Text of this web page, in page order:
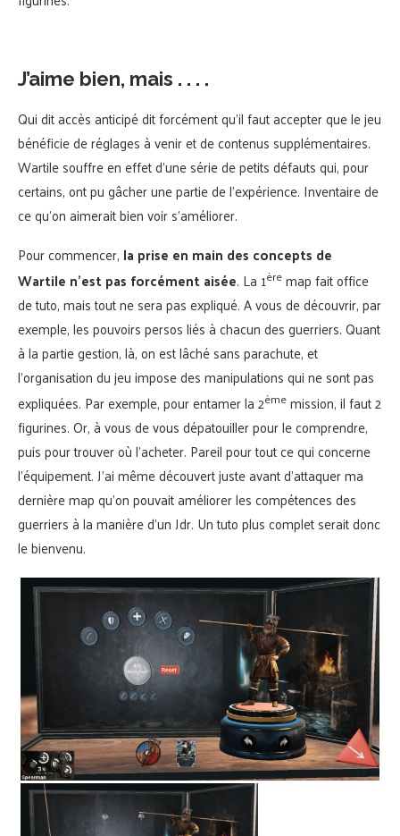
J’aime bien, mais . . . .
Qui dit accès anticipé dit forcément qu’il faut accepter que le jeu
bénéficie de réglages à venir et de contenus supplémentaires.
Wartile souffre en effet d’une série de petits défauts qui, pour
certains, ont pu gâcher une partie de l’expérience. Inventaire de
ce qu’on aimerait bien voir s’améliorer.
Pour commencer, la prise en main des concepts de
Wartile n’est pas forcément aisée. La 1èremap fait office
de tuto, mais tout ne sera pas expliqué. A vous de découvrir, par
exemple, les pouvoirs persos liés à chacun des guerriers. Quant
à la partie gestion, là, on est lâché sans parachute, et
l’organisation du jeu impose des manipulations qui ne sont pas
expliquées. Par exemple, pour entamer la 2èmemission, il faut 2
figurines. Or, à vous de vous dépatouiller pour le comprendre,
puis pour trouver où l’acheter. Pareil pour tout ce qui concerne
l’équipement. J’ai même découvert juste avant d’attaquer ma
dernière map qu’on pouvait améliorer les compétences des
guerriers à la manière d’un Jdr. Un tuto plus complet serait donc
le bienvenu.